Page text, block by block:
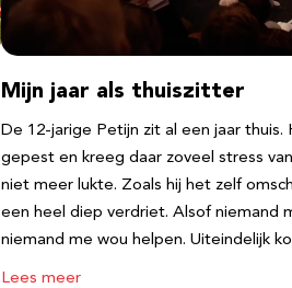
Mijn jaar als thuiszitter
De 12-jarige Petijn zit al een jaar thuis.
gepest en kreeg daar zoveel stress
niet meer lukte. Zoals hij het zelf
een heel diep verdriet. Alsof niemand
niemand me wou helpen. Uiteindelijk
Lees meer